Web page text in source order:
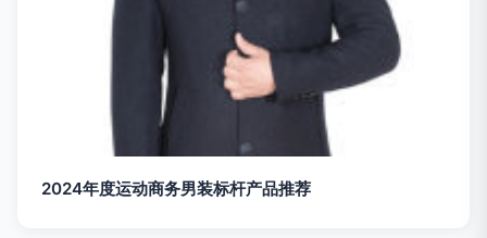
2024年度运动商务男装标杆产品推荐